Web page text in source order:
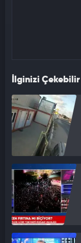
İlginizi Çekebilir